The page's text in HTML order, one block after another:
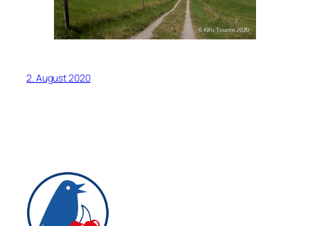
2. August 2020